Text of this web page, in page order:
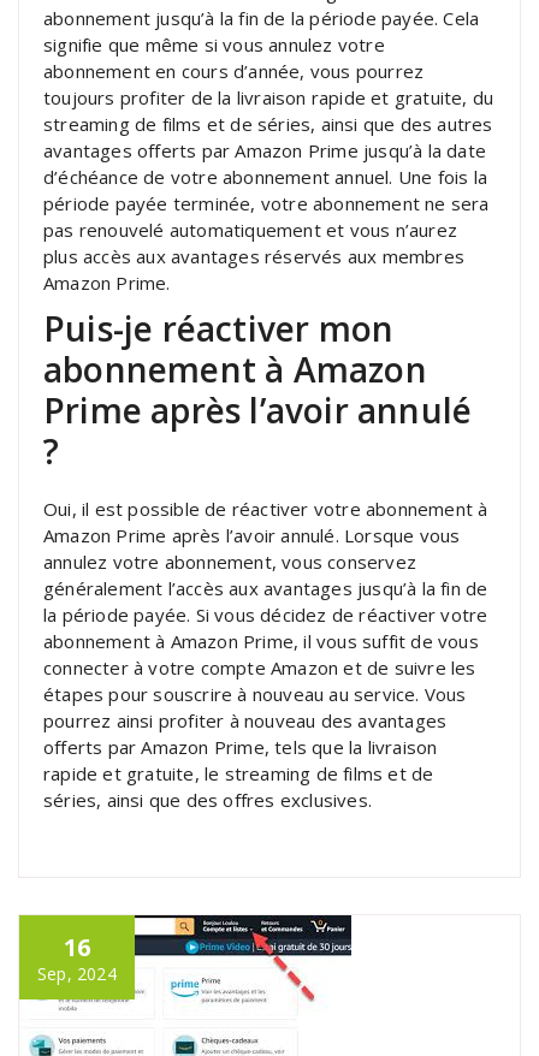
abonnement jusqu’à la fin de la période payée. Cela
signifie que même si vous annulez votre
abonnement en cours d’année, vous pourrez
toujours profiter de la livraison rapide et gratuite, du
streaming de films et de séries, ainsi que des autres
avantages offerts par Amazon Prime jusqu’à la date
d’échéance de votre abonnement annuel. Une fois la
période payée terminée, votre abonnement ne sera
pas renouvelé automatiquement et vous n’aurez
plus accès aux avantages réservés aux membres
Amazon Prime.
Puis-je réactiver mon
abonnement à Amazon
Prime après l’avoir annulé
?
Oui, il est possible de réactiver votre abonnement à
Amazon Prime après l’avoir annulé. Lorsque vous
annulez votre abonnement, vous conservez
généralement l’accès aux avantages jusqu’à la fin de
la période payée. Si vous décidez de réactiver votre
abonnement à Amazon Prime, il vous suffit de vous
connecter à votre compte Amazon et de suivre les
étapes pour souscrire à nouveau au service. Vous
pourrez ainsi profiter à nouveau des avantages
offerts par Amazon Prime, tels que la livraison
rapide et gratuite, le streaming de films et de
séries, ainsi que des offres exclusives.
16
Sep, 2024